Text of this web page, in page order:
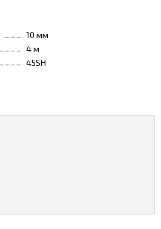
10 мм
4 м
45SH